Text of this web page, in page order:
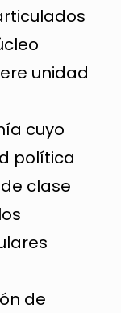
unidad
cuyo
política
clase
de